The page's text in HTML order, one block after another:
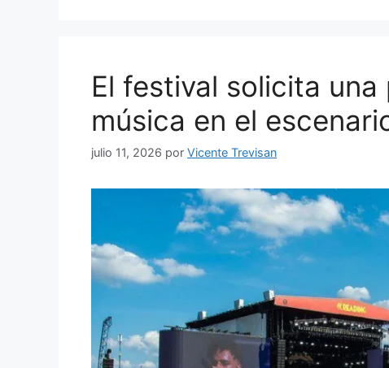
El festival solicita
música en el
julio 11, 2026 por Vicente Trevisan